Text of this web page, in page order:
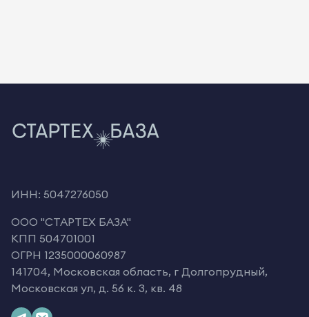
ИНН: 5047276050
OOO "СТАРТЕХ БАЗА"
КПП 504701001
ОГРН 1235000060987
141704, Московская область, г Долгопрудный,
Московская ул, д. 56 к. 3, кв. 48